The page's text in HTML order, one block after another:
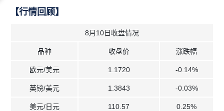
【行情回顾】
8月10日收盘情况
品种 收盘价 涨跌幅
欧元/美元 1.1720 -0.14%
英镑/美元 1.3843 -0.03%
美元/日元 110.57 0.25%